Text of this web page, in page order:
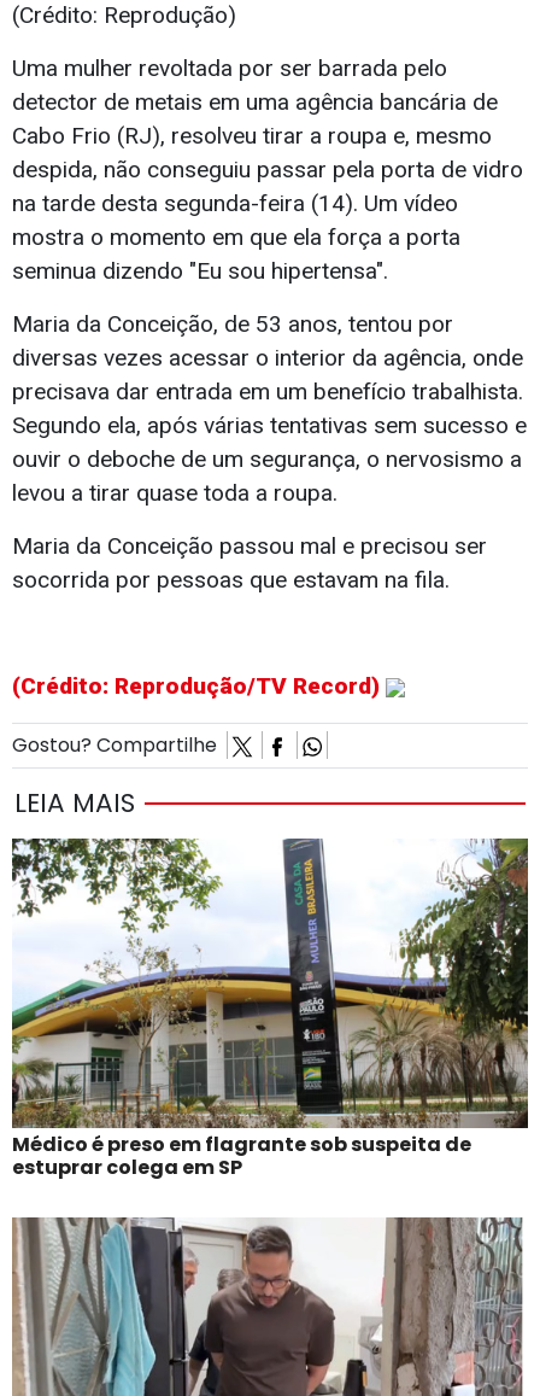
(Crédito: Reprodução)
Uma mulher revoltada por ser barrada pelo
detector de metais em uma agência bancária de
Cabo Frio (RJ), resolveu tirar a roupa e, mesmo
despida, não conseguiu passar pela porta de vidro
na tarde desta segunda-feira (14). Um vídeo
mostra o momento em que ela força a porta
seminua dizendo "Eu sou hipertensa".
Maria da Conceição, de 53 anos, tentou por
diversas vezes acessar o interior da agência, onde
precisava dar entrada em um benefício trabalhista.
Segundo ela, após várias tentativas sem sucesso e
ouvir o deboche de um segurança, o nervosismo a
levou a tirar quase toda a roupa.
Maria da Conceição passou mal e precisou ser
socorrida por pessoas que estavam na fila.
(Crédito: Reprodução/TV Record)
Gostou? Compartilhe
LEIA MAIS
Médico é preso em flagrante sob suspeita de
estuprar colega em SP